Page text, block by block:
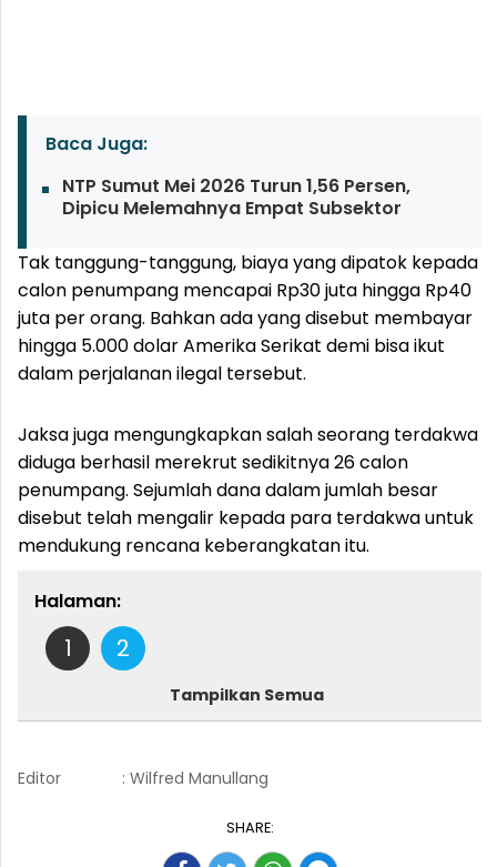
Baca Juga:
NTP Sumut Mei 2026 Turun 1,56 Persen,
Dipicu Melemahnya Empat Subsektor
Tak tanggung-tanggung, biaya yang dipatok kepada
calon penumpang mencapai Rp30 juta hingga Rp40
juta per orang. Bahkan ada yang disebut membayar
hingga 5.000 dolar Amerika Serikat demi bisa ikut
dalam perjalanan ilegal tersebut.
Jaksa juga mengungkapkan salah seorang terdakwa
diduga berhasil merekrut sedikitnya 26 calon
penumpang. Sejumlah dana dalam jumlah besar
disebut telah mengalir kepada para terdakwa untuk
mendukung rencana keberangkatan itu.
Halaman:
1 2
Tampilkan Semua
Editor : Wilfred Manullang
SHARE: